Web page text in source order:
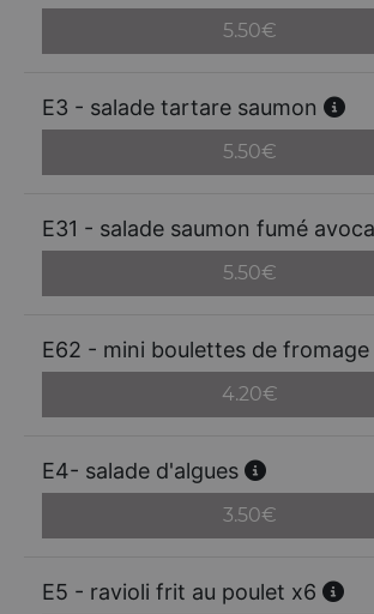
5.50€
E3 - salade tartare saumon
5.50€
E31 - salade saumon fumé
5.50€
E62 - mini boulettes de fromage
4.20€
E4- salade d'algues
3.50€
E5 - ravioli frit au poulet x6